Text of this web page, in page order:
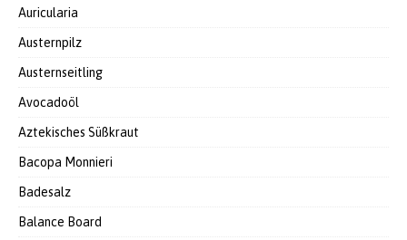
Auricularia
Austernpilz
Austernseitling
Avocadoöl
Aztekisches Süßkraut
Bacopa Monnieri
Badesalz
Balance Board